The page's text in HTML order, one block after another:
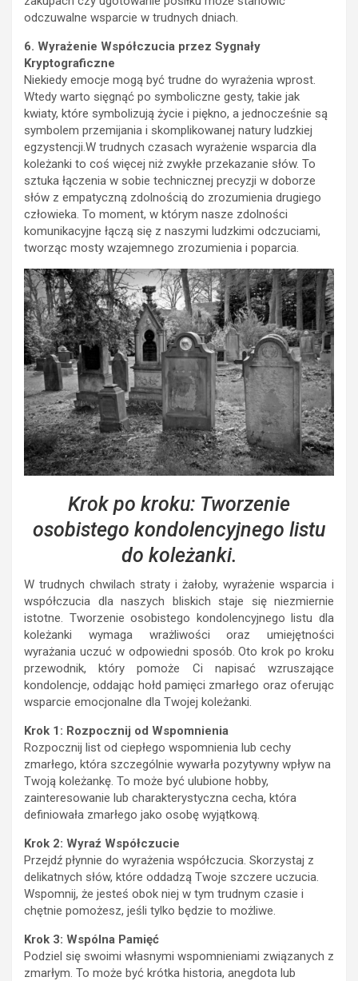
odczuwalne wsparcie w trudnych dniach.
6. Wyrażenie Współczucia przez Sygnały
Kryptograficzne
Niekiedy emocje mogą być trudne do wyrażenia wprost.
Wtedy warto sięgnąć po symboliczne gesty, takie jak
kwiaty, które symbolizują życie i piękno, a jednocześnie są
symbolem przemijania i skomplikowanej natury ludzkiej
egzystencji.W trudnych czasach wyrażenie wsparcia dla
koleżanki to coś więcej niż zwykłe przekazanie słów. To
sztuka łączenia w sobie technicznej precyzji w doborze
słów z empatyczną zdolnością do zrozumienia drugiego
człowieka. To moment, w którym nasze zdolności
komunikacyjne łączą się z naszymi ludzkimi odczuciami,
tworząc mosty wzajemnego zrozumienia i poparcia.
Krok po kroku: Tworzenie
osobistego kondolencyjnego listu
do koleżanki.
W trudnych chwilach straty i żałoby, wyrażenie wsparcia i
współczucia dla naszych bliskich staje się niezmiernie
istotne. Tworzenie osobistego kondolencyjnego listu dla
koleżanki wymaga wrażliwości oraz umiejętności
wyrażania uczuć w odpowiedni sposób. Oto krok po kroku
przewodnik, który pomoże Ci napisać wzruszające
kondolencje, oddając hołd pamięci zmarłego oraz oferując
wsparcie emocjonalne dla Twojej koleżanki.
Krok 1: Rozpocznij od Wspomnienia
Rozpocznij list od ciepłego wspomnienia lub cechy
zmarłego, która szczególnie wywarła pozytywny wpływ na
Twoją koleżankę. To może być ulubione hobby,
zainteresowanie lub charakterystyczna cecha, która
definiowała zmarłego jako osobę wyjątkową.
Krok 2: Wyraź Współczucie
Przejdź płynnie do wyrażenia współczucia. Skorzystaj z
delikatnych słów, które oddadzą Twoje szczere uczucia.
Wspomnij, że jesteś obok niej w tym trudnym czasie i
chętnie pomożesz, jeśli tylko będzie to możliwe.
Krok 3: Wspólna Pamięć
Podziel się swoimi własnymi wspomnieniami związanych z
zmarłym. To może być krótka historia, anegdota lub